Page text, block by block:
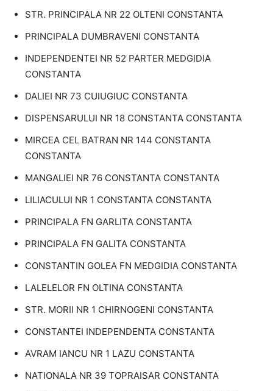
STR. PRINCIPALA NR 22 OLTENI CONSTANTA
PRINCIPALA DUMBRAVENI CONSTANTA
INDEPENDENTEI NR 52 PARTER MEDGIDIA
CONSTANTA
DALIEI NR 73 CUIUGIUC CONSTANTA
DISPENSARULUI NR 18 CONSTANTA CONSTANTA
MIRCEA CEL BATRAN NR 144 CONSTANTA
CONSTANTA
MANGALIEI NR 76 CONSTANTA CONSTANTA
LILIACULUI NR 1 CONSTANTA CONSTANTA
PRINCIPALA FN GARLITA CONSTANTA
PRINCIPALA FN GALITA CONSTANTA
CONSTANTIN GOLEA FN MEDGIDIA CONSTANTA
LALELELOR FN OLTINA CONSTANTA
STR. MORII NR 1 CHIRNOGENI CONSTANTA
CONSTANTEI INDEPENDENTA CONSTANTA
AVRAM IANCU NR 1 LAZU CONSTANTA
NATIONALA NR 39 TOPRAISAR CONSTANTA